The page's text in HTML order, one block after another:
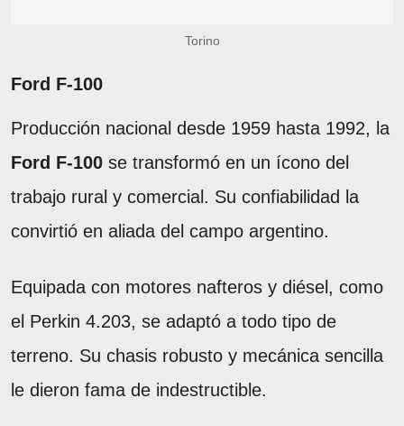
Torino
Ford F-100
Producción nacional desde 1959 hasta 1992, la
Ford F-100 se transformó en un ícono del
trabajo rural y comercial. Su confiabilidad la
convirtió en aliada del campo argentino.
Equipada con motores nafteros y diésel, como
el Perkin 4.203, se adaptó a todo tipo de
terreno. Su chasis robusto y mecánica sencilla
le dieron fama de indestructible.